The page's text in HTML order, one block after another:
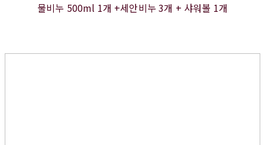
물비누 500ml 1개 +세안비누 3개 + 샤워볼 1개